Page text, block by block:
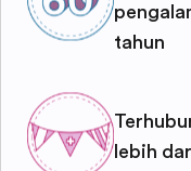
tahun
lebih